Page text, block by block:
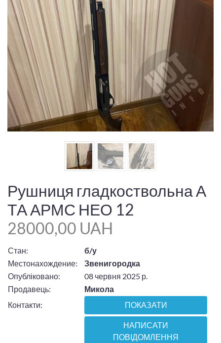
Рушниця гладкоствольна А
ТА АРМС НЕО 12
28000,00 UAH
Стан:
б/у
Местонахождение:
Звенигородка
Опубліковано:
08 червня 2025 р.
Продавець:
Микола
Контакти:
ПОКАЗАТИ
НАПИСАТИ
ПОВІДОМЛЕННЯ